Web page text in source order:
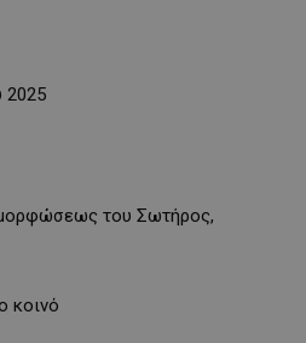
2025
του Σωτήρος,
κοινό